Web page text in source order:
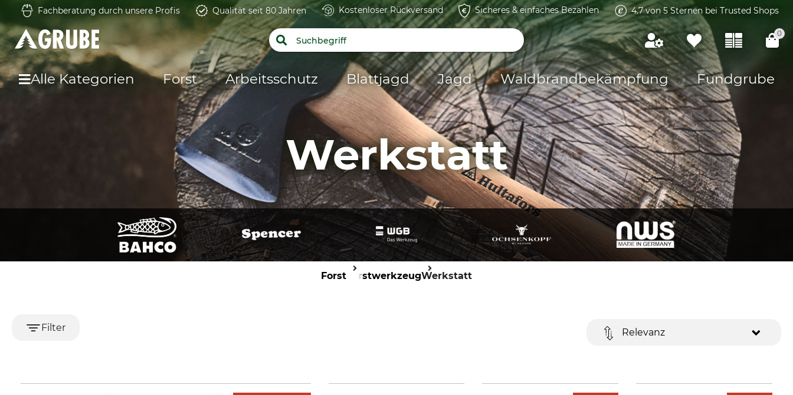
Fachberatung durch unsere Profis Qualität seit 80 Jahren Kostenloser Rückversand Sicheres & einfaches Bezahlen 4.7 von 5 Sternen bei Trusted Shops
0
Alle Kategorien Forst Arbeitsschutz Blattjagd Jagd Waldbrandbekämpfung Fundgrube
Werkstatt
Forst ForstwerkzeugWerkstatt
Filter Relevanz